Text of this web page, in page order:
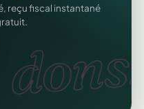
dons.
reçu fiscal instantané